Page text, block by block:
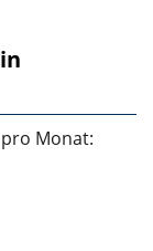
Monat: